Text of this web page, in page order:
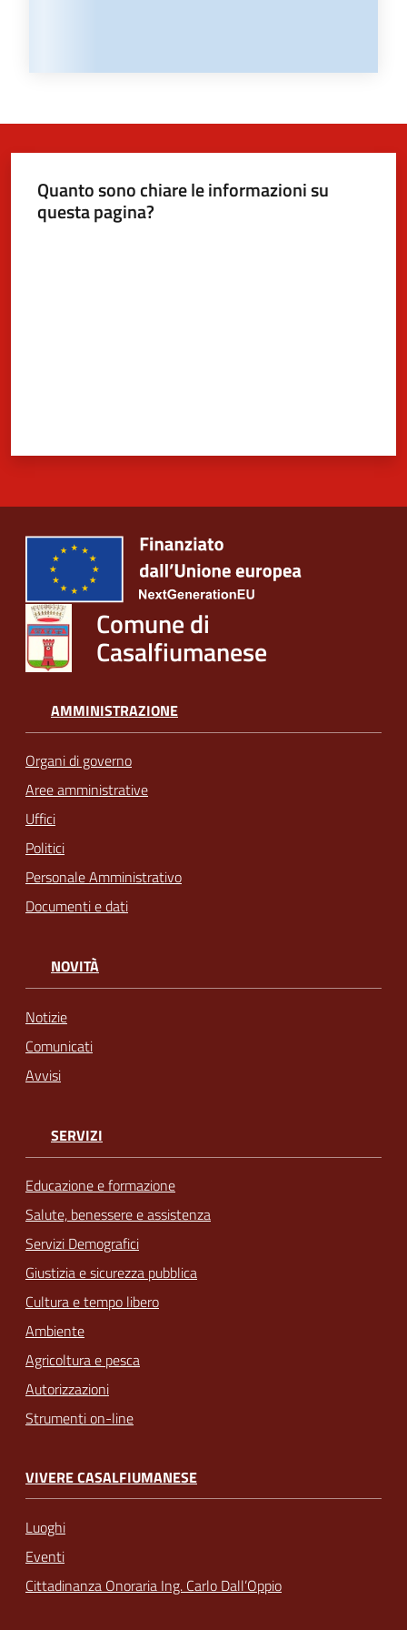
Quanto sono chiare le informazioni su
questa pagina?
Comune di
Casalfiumanese
AMMINISTRAZIONE
Organi di governo
Aree amministrative
Uffici
Politici
Personale Amministrativo
Documenti e dati
NOVITÀ
Notizie
Comunicati
Avvisi
SERVIZI
Educazione e formazione
Salute, benessere e assistenza
Servizi Demografici
Giustizia e sicurezza pubblica
Cultura e tempo libero
Ambiente
Agricoltura e pesca
Autorizzazioni
Strumenti on-line
VIVERE CASALFIUMANESE
Luoghi
Eventi
Cittadinanza Onoraria Ing. Carlo Dall’Oppio